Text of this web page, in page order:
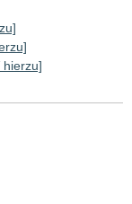
hierzu]